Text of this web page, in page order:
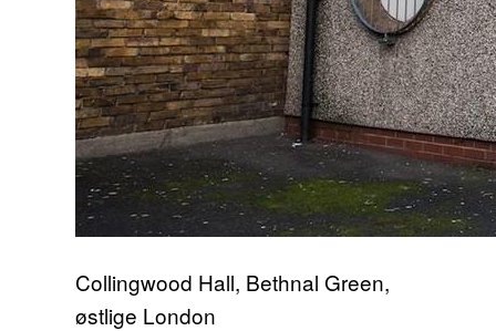
Collingwood Hall, Bethnal Green,
østlige London